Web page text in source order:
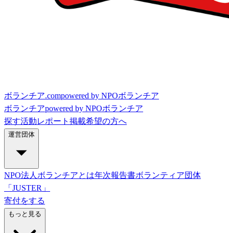
ボランチア.compowered by NPOボランチア
ボランチアpowered by NPOボランチア
探す活動レポート 掲載希望の方へ
運営団体
NPO法人ボランチアとは年次報告書ボランティア団体
「JUSTER」
寄付をする
もっと見る